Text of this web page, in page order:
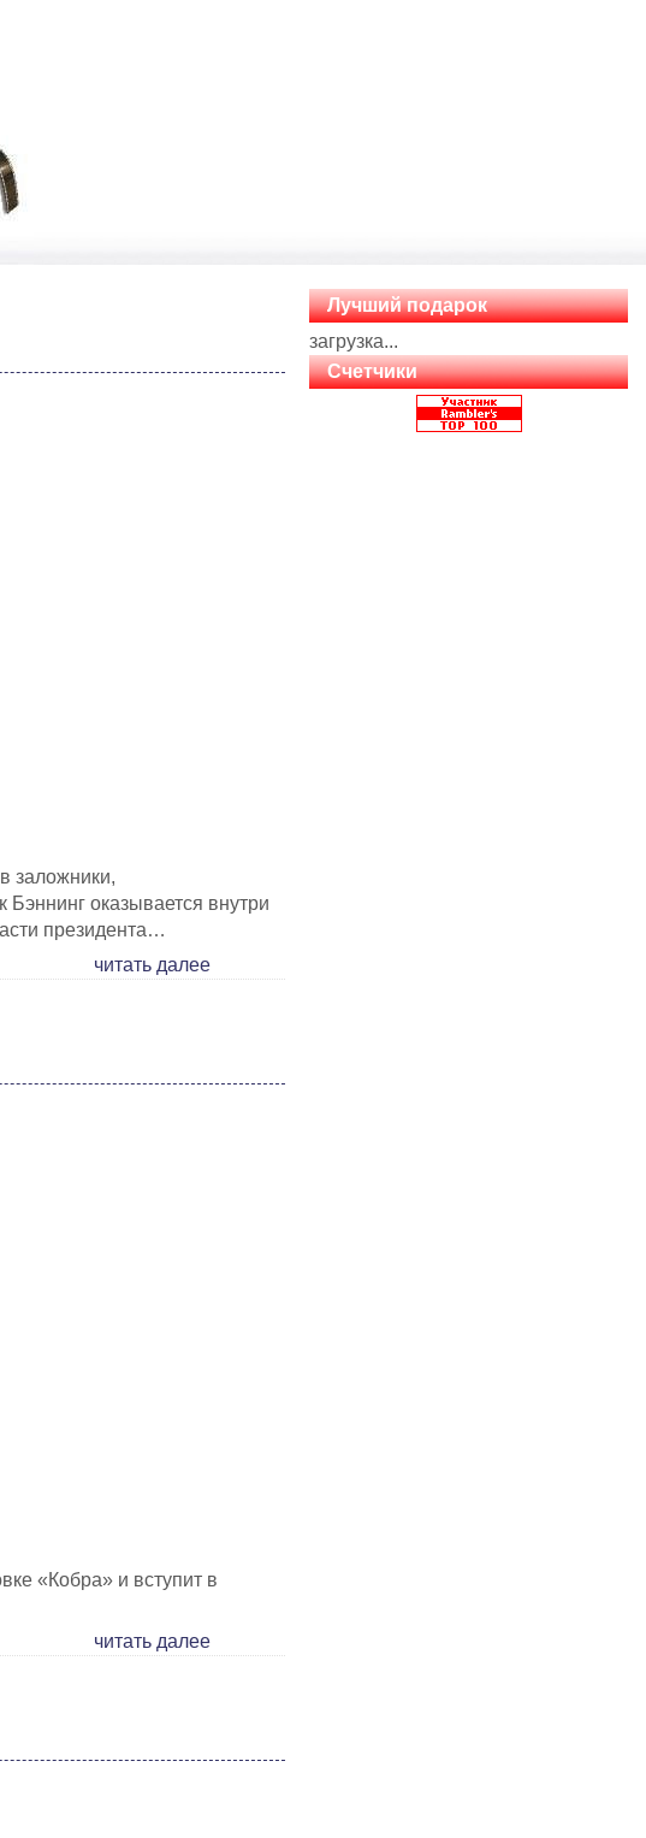
заложники,
оказывается внутри
президента…
читать далее
«Кобра» и вступит в
читать далее
Лучший подарок
загрузка...
Счетчики